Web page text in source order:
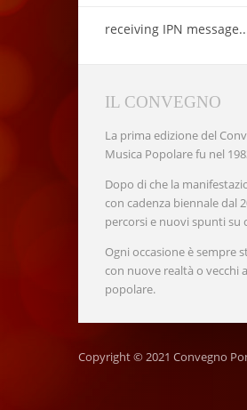
receiving IPN
IL CONVEGNO
La prima edizione del
Musica Popolare fu nel
Dopo di che la
con cadenza biennale dal
percorsi e nuovi spunti su
Ogni occasione è sempre
con nuove realtà o vecchi
popolare.
Copyright © 2021 Convegno